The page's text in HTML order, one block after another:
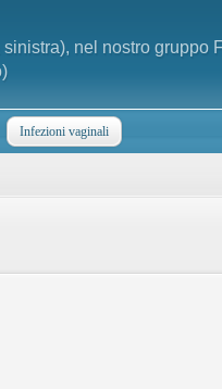
nel nostro gruppo
Infezioni vaginali